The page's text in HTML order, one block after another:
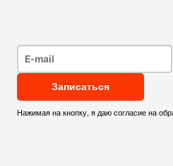
Нажимая на кнопку, я даюсогласие на